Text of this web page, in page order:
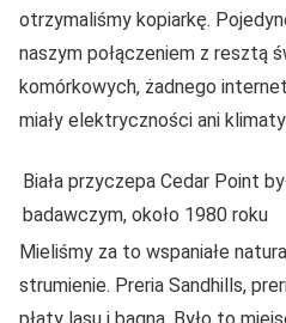
otrzymaliśmy kopiarkę.
naszym połączeniem z resztą
komórkowych, żadnego
miały elektryczności ani
Biała przyczepa Cedar Point
badawczym, około 1980 roku
Mieliśmy za to wspaniałe
strumienie. Preria Sandhills,